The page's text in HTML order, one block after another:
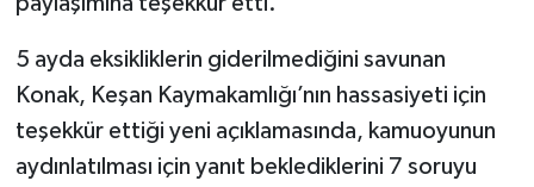
5 ayda eksikliklerin giderilmediğini savunan
Konak, Keşan Kaymakamlığı’nın hassasiyeti için
teşekkür ettiği yeni açıklamasında, kamuoyunun
aydınlatılması için yanıt beklediklerini 7 soruyu